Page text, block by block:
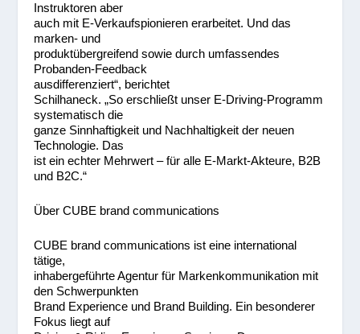
Instruktoren aber
auch mit E-Verkaufspionieren erarbeitet. Und das
marken- und
produktübergreifend sowie durch umfassendes
Probanden-Feedback
ausdifferenziert“, berichtet
Schilhaneck. „So erschließt unser E-Driving-Programm
systematisch die
ganze Sinnhaftigkeit und Nachhaltigkeit der neuen
Technologie. Das
ist ein echter Mehrwert – für alle E-Markt-Akteure, B2B
und B2C.“
Über CUBE brand communications
CUBE brand communications ist eine international
tätige,
inhabergeführte Agentur für Markenkommunikation mit
den Schwerpunkten
Brand Experience und Brand Building. Ein besonderer
Fokus liegt auf